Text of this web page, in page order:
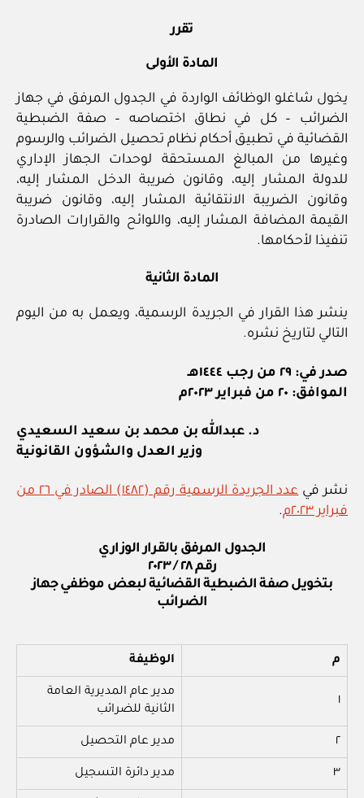
تقرر
المادة الأولى
يخول شاغلو الوظائف الواردة في الجدول المرفق في جهاز
الضرائب – كل في نطاق اختصاصه – صفة الضبطية
القضائية في تطبيق أحكام نظام تحصيل الضرائب والرسوم
وغيرها من المبالغ المستحقة لوحدات الجهاز الإداري
للدولة المشار إليه، وقانون ضريبة الدخل المشار إليه،
وقانون الضريبة الانتقائية المشار إليه، وقانون ضريبة
القيمة المضافة المشار إليه، واللوائح والقرارات الصادرة
تنفيذا لأحكامها.
المادة الثانية
ينشر هذا القرار في الجريدة الرسمية، ويعمل به من اليوم
التالي لتاريخ نشره.
صدر في: ٢٩ من رجب ١٤٤٤هـ
الموافق: ٢٠ من فبراير ٢٠٢٣م
د. عبدالله بن محمد بن سعيد السعيدي
وزير العدل والشؤون القانونية
نشر في
عدد الجريدة الرسمية رقم (١٤٨٢) الصادر في ٢٦ من
فبراير ٢٠٢٣م
.
الجدول المرفق بالقرار الوزاري
رقم ٢٨ / ٢٠٢٣
بتخويل صفة الضبطية القضائية لبعض موظفي جهاز
الضرائب
م الوظيفة
١
مدير عام المديرية العامة
الثانية للضرائب
٢ مدير عام التحصيل
٣ مدير دائرة التسجيل